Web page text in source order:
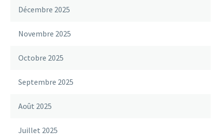
Décembre 2025
Novembre 2025
Octobre 2025
Septembre 2025
Août 2025
Juillet 2025